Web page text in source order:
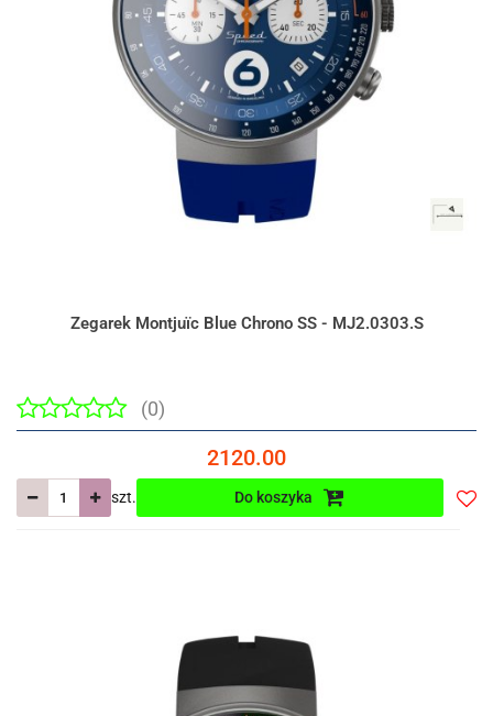
Zegarek Montjuïc Blue Chrono SS - MJ2.0303.S
(0)
2120.00
szt. Do koszyka